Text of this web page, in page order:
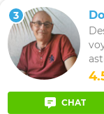
3
CHAT